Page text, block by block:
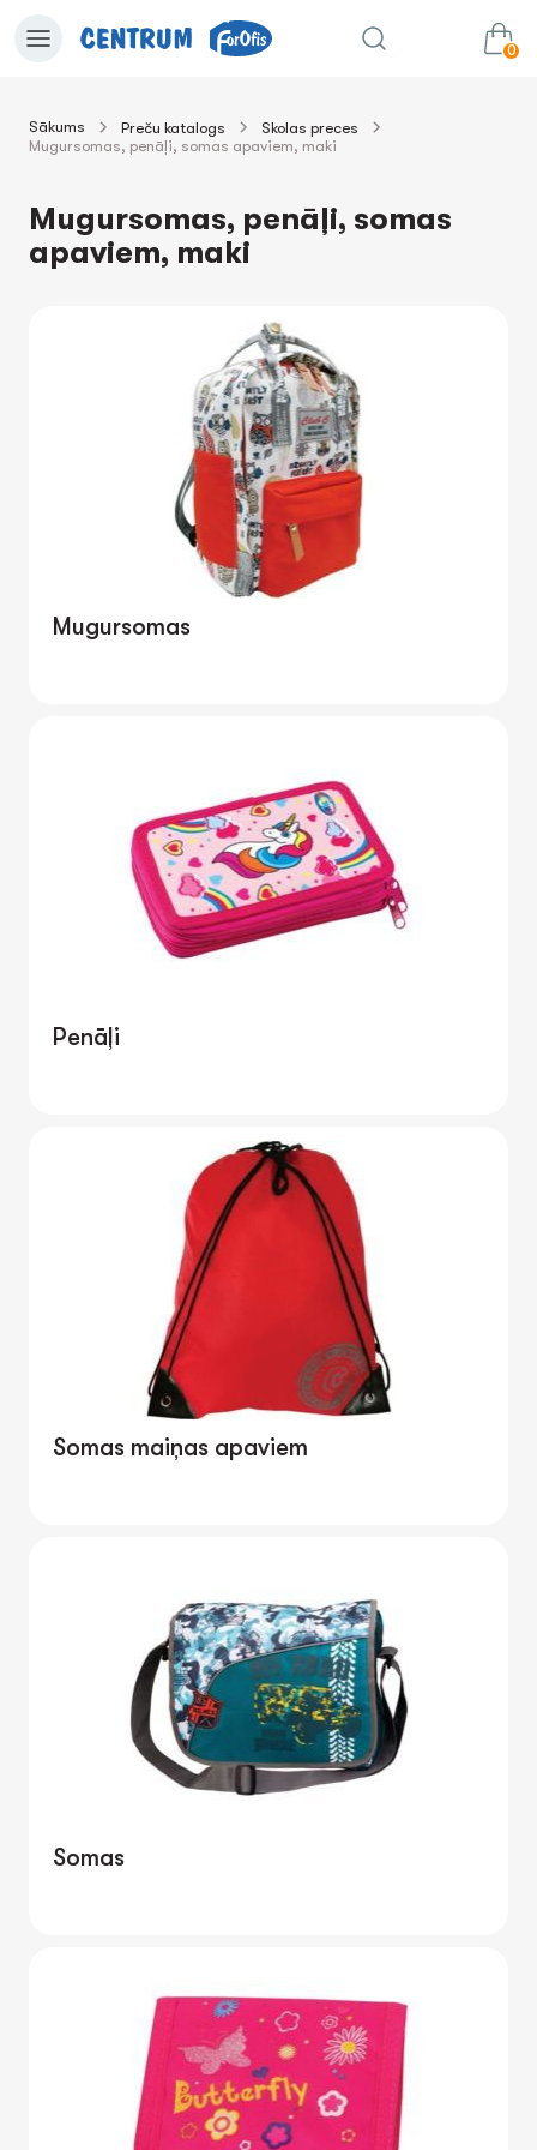
0
uz grozu
Sākums Preču katalogs
Skolas preces
Mugursomas, penāļi, somas apaviem, maki
Mugursomas, penāļi, somas
apaviem, maki
Mugursomas
Penāļi
Somas maiņas apaviem
Somas